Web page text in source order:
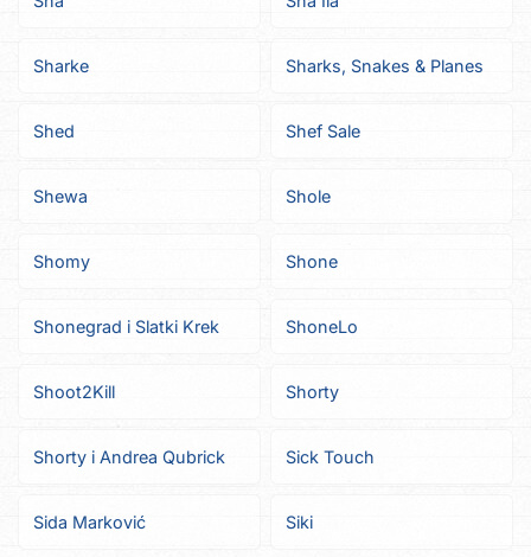
Sharke Sharks, Snakes & Planes
Shed Shef Sale
Shewa Shole
Shomy Shone
Shonegrad i Slatki Krek ShoneLo
Shoot2Kill Shorty
Shorty i Andrea Qubrick Sick Touch
Sida Marković Siki